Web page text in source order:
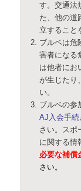
す。交通法
た、他の道
立すること
ブルベは危
害者になる
は他者にお
が生じたり
い。
ブルベの参
AJ入会手続
さい。スポ
に関する情
必要な補償
さい。